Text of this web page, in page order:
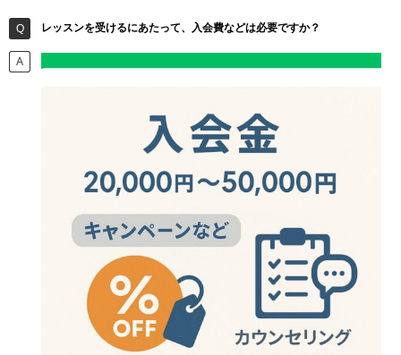
レッスンを受けるにあたって、入会費などは必要ですか？